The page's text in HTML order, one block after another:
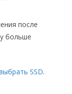
после
больше
SSD.